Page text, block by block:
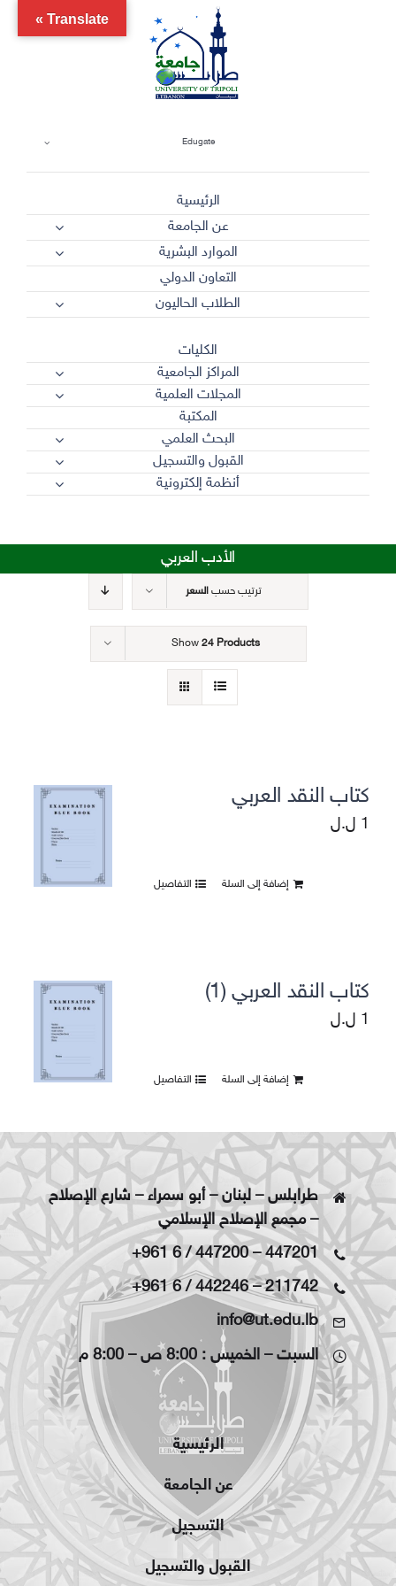
Edugate
الرئيسية
عن الجامعة
الموارد البشرية
التعاون الدولي
الطلاب الحاليون
الكليات
المراكز الجامعية
المجلات العلمية
المكتبة
البحث العلمي
القبول والتسجيل
أنظمة إلكترونية
الأدب العربي
ترتيب حسبالسعر
Show 24 Products
كتاب النقد العربي
1 ل.ل
إضافة إلى السلة التفاصيل
كتاب النقد العربي (1)
1 ل.ل
إضافة إلى السلة التفاصيل
طرابلس – لبنان – أبو سمراء – شارع الإصلاح
– مجمع الإصلاح الإسلامي
+961 6 / 447200–447201
+961 6 / 442246–211742
info@ut.edu.lb
السبت – الخميس : 8:00 ص – 8:00 م
الرئيسية
عن الجامعة
التسجيل
القبول والتسجيل
Translate »